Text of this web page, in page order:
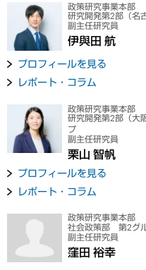
政策研究事業本部
研究開発第2部（名
副主任研究員
伊與田 航
プロフィールを見る
レポート・コラム
政策研究事業本部
研究開発第2部（大
プ
副主任研究員
栗山 智帆
プロフィールを見る
レポート・コラム
政策研究事業本部
社会政策部 第2グ
副主任研究員
窪田 裕幸